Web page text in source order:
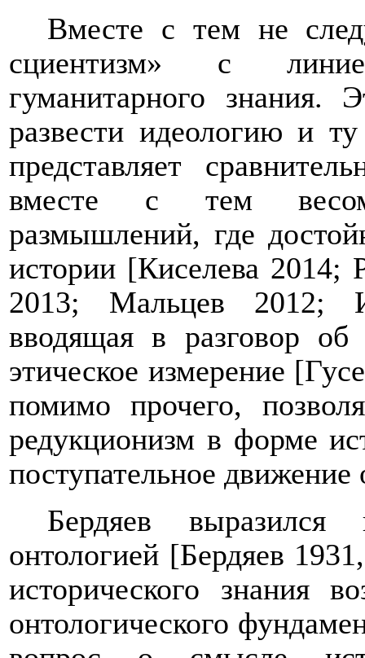
Вместе с тем не
сциентизм» с
гуманитарного знания.
развести идеологию и ту
представляет
вместе с тем
размышлений, где
истории [Киселева
2013; Мальцев 2012;
вводящая в разговор об
этическое измерение
помимо прочего,
редукционизм в форме
поступательное движение
Бердяев
онтологией [Бердяев
исторического знания
онтологического